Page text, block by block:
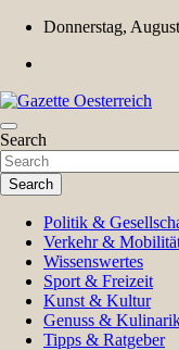
Skip
content
Donnerstag,
Gazette
Magazin für Freizeit,
Search
Search
Politik &
Verkehr &
Wissenswertes
Sport & Freizeit
Kunst & Kultur
Genuss &
Tipps & Ratgeber